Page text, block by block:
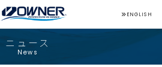
ENGLISH
ニュース
News